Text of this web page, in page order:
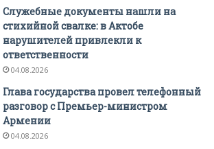
Служебные документы нашли на
стихийной свалке: в Актобе
нарушителей привлекли к
ответственности
04.08.2026
Глава государства провел телефонный
разговор с Премьер-министром
Армении
04.08.2026